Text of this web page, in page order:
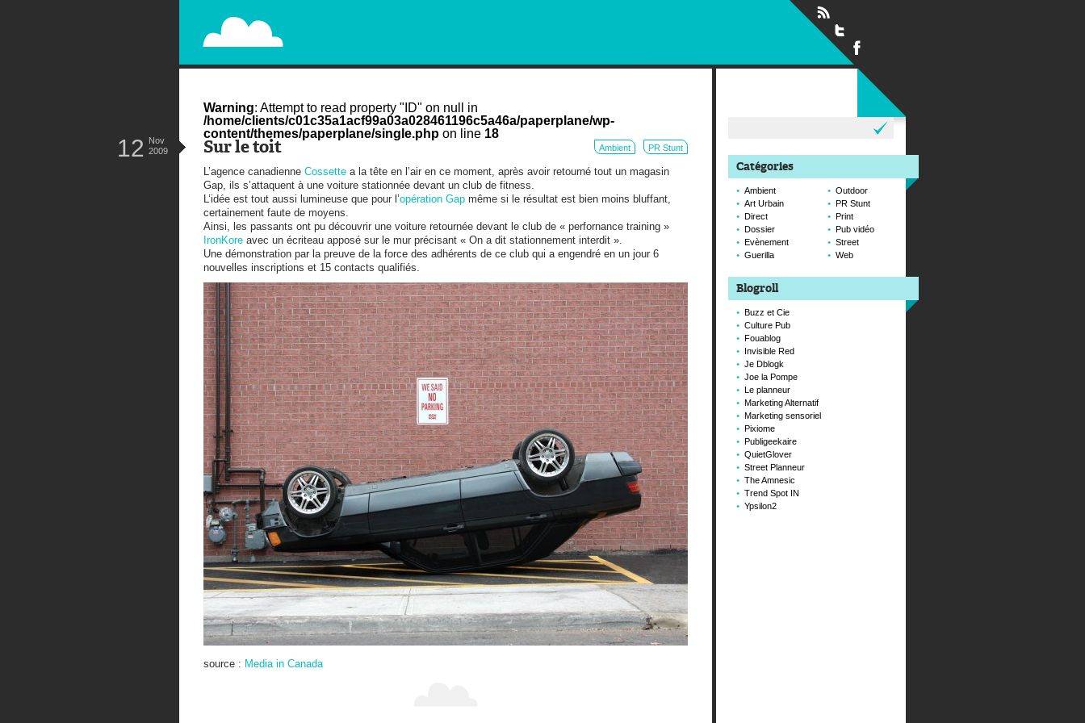
PAPERPLANE
STREET, AMBIENT, GUÉRILLA MARKETING AND OUT OF HOME
Warning: Attempt to read property "ID" on null in
/home/clients/c01c35a1acf99a03a028461196c5a46a/paperplane/wp-
content/themes/paperplane/single.php on line 18
Sur le toit Ambient PR Stunt
12 Nov
2009
L’agence canadienne Cossette a la tête en l’air en ce moment, après avoir retourné tout un magasin
Gap, ils s’attaquent à une voiture stationnée devant un club de fitness.
L’idée est tout aussi lumineuse que pour l’opération Gap même si le résultat est bien moins bluffant,
certainement faute de moyens.
Ainsi, les passants ont pu découvrir une voiture retournée devant le club de « perfornance training »
IronKore avec un écriteau apposé sur le mur précisant « On a dit stationnement interdit ».
Une démonstration par la preuve de la force des adhérents de ce club qui a engendré en un jour 6
nouvelles inscriptions et 15 contacts qualifiés.
source : Media in Canada
Catégories
Ambient
Art Urbain
Direct
Dossier
Evènement
Guerilla
Outdoor
PR Stunt
Print
Pub vidéo
Street
Web
Blogroll
Buzz et Cie
Culture Pub
Fouablog
Invisible Red
Je Dblogk
Joe la Pompe
Le planneur
Marketing Alternatif
Marketing sensoriel
Pixiome
Publigeekaire
QuietGlover
Street Planneur
The Amnesic
Trend Spot IN
Ypsilon2